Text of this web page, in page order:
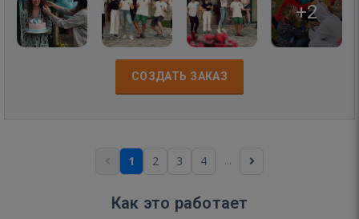
+2
СОЗДАТЬ ЗАКАЗ
1 2 3 4 ...
Как это работает